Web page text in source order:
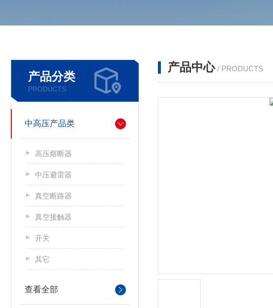
产品分类
PRODUCTS
中高压产品类
高压熔断器
中压避雷器
真空断路器
真空接触器
开关
其它
查看全部
产品中心 / PRODUCTS